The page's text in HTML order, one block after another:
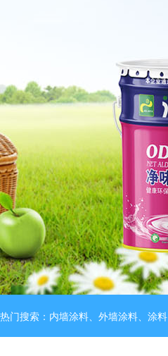
热门搜索：内墙涂料、外墙涂料、涂料